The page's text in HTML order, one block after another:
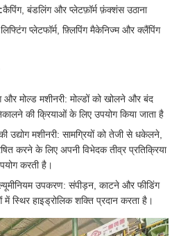
कैपिंग, बंडलिंग और प्लेटफ़ॉर्म फ़ंक्शंस उठाना
लिफ्टिंग प्लेटफॉर्म, फ़्लिपिंग मैकेनिज्म और क्लैंपिंग
और मोल्ड मशीनरी: मोल्डों को खोलने और बंद
की क्रियाओं के लिए उपयोग किया जाता है
उद्योग मशीनरी: सामग्रियों को तेजी से धकेलने,
करने के लिए अपनी विभेदक तीव्र प्रतिक्रिया
करती है।
उपकरण: संपीड़न, काटने और फीडिंग
स्थिर हाइड्रोलिक शक्ति प्रदान करता है।